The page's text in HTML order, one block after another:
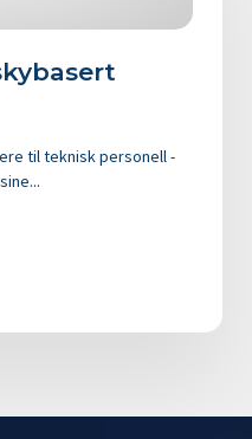
til teknisk personell -